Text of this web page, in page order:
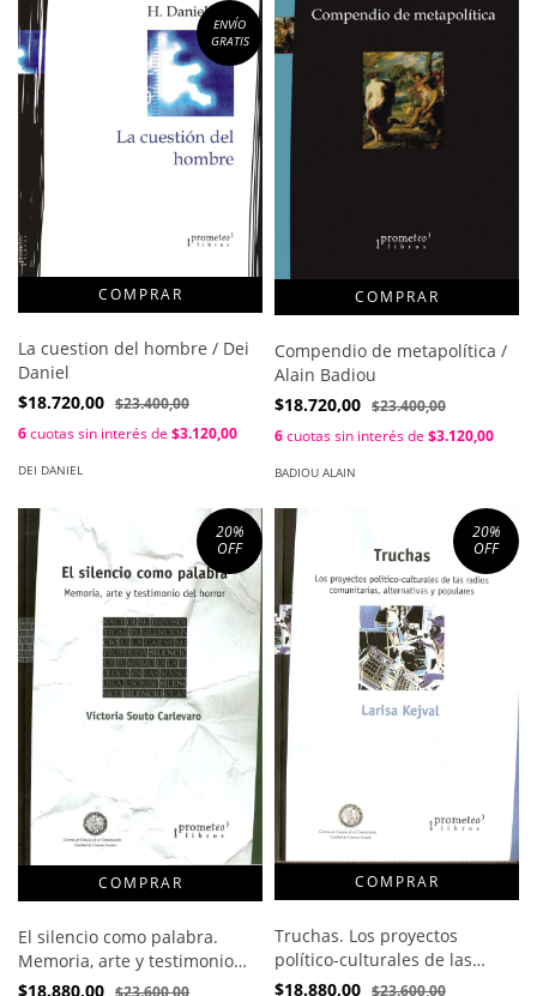
ENVÍO
GRATIS
La cuestion del hombre / Dei
Daniel
$18.720,00 $23.400,00
6cuotas sin interés de $3.120,00
DEI DANIEL
Compendio de metapolítica /
Alain Badiou
$18.720,00 $23.400,00
6cuotas sin interés de $3.120,00
BADIOU ALAIN
20%
OFF
El silencio como palabra.
Memoria, arte y testimonio
del horror / Souto Carnevaro
$18.880,00 $23.600,00
20%
OFF
Truchas. Los proyectos
político-culturales de las
radios comunitarias,
$18.880,00 $23.600,00